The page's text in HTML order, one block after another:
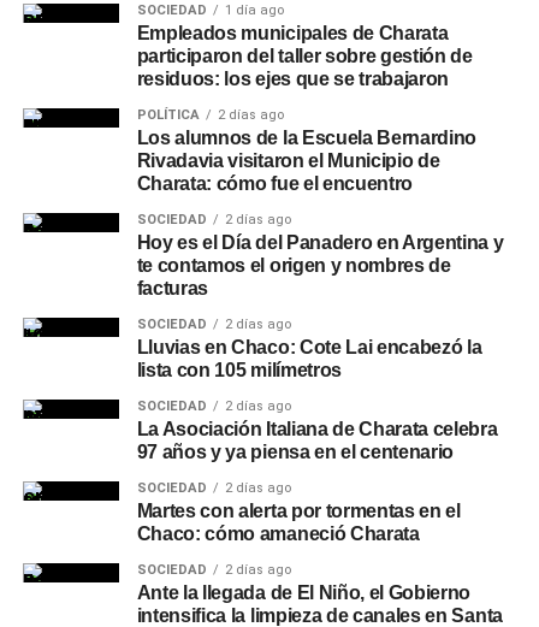
SOCIEDAD 1 día ago
Empleados municipales de Charata
participaron del taller sobre gestión de
residuos: los ejes que se trabajaron
POLÍTICA 2 días ago
Los alumnos de la Escuela Bernardino
Rivadavia visitaron el Municipio de
Charata: cómo fue el encuentro
SOCIEDAD 2 días ago
Hoy es el Día del Panadero en Argentina y
te contamos el origen y nombres de
facturas
SOCIEDAD 2 días ago
Lluvias en Chaco: Cote Lai encabezó la
lista con 105 milímetros
SOCIEDAD 2 días ago
La Asociación Italiana de Charata celebra
97 años y ya piensa en el centenario
SOCIEDAD 2 días ago
Martes con alerta por tormentas en el
Chaco: cómo amaneció Charata
SOCIEDAD 2 días ago
Ante la llegada de El Niño, el Gobierno
intensifica la limpieza de canales en Santa